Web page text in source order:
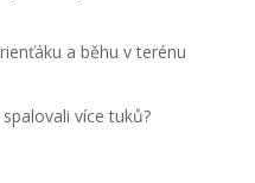
a běhu v terénu
více tuků?